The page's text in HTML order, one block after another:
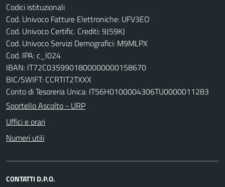
Codici istituzionali
Cod. Univoco Fatture Elettroniche: UFV3EO
Cod. Univoco Certific. Crediti: 9J59KJ
Cod. Univoco Servizi Demografici: M9MLPX
Cod. IPA: c_l024
IBAN: IT72C0359901800000000158670
BIC/SWIFT: CCRTIT2TXXX
Conto di Tesoreria Unica: IT56H0100004306TU0000011283
Sportello Ascolto - URP
Uffici e orari
Numeri utili
CONTATTI D.P.O.